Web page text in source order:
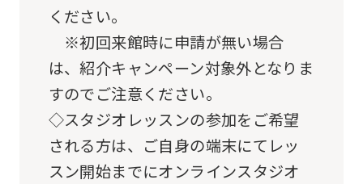
ください。
※初回来館時に申請が無い場合
は、紹介キャンペーン対象外となりま
すのでご注意ください。
◇スタジオレッスンの参加をご希望
される方は、ご自身の端末にてレッ
スン開始までにオンラインスタジオ
fully
understand
this
before
using
the
service.